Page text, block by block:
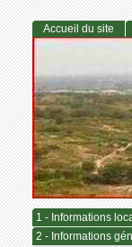
Accueil du site
1 - Informations
2 - Informations